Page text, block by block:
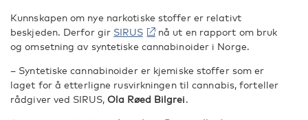
Kunnskapen om nye narkotiske stoffer er relativt
beskjeden. Derfor gir SIRUS
nå ut en rapport om bruk
og omsetning av syntetiske cannabinoider i Norge.
– Syntetiske cannabinoider er kjemiske stoffer som er
laget for å etterligne rusvirkningen til cannabis, forteller
rådgiver ved SIRUS, Ola Røed Bilgrei.